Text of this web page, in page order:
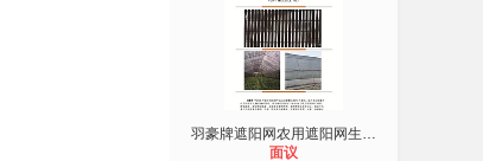
羽豪牌遮阳网农用遮阳网生产厂家遮阴
面议